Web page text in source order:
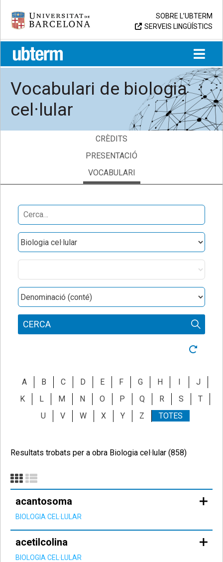
content
Universitat de Barcelona
SOBRE L’UBTERM
SERVEIS LINGÜÍSTICS
UB > UBTERM
Vocabulari de biologia
cel·lular
CRÈDITS
PRESENTACIÓ
VOCABULARI
Search
for:
Obres
Denominació
CERCA
Neteja
A B C D E F G H I
J
K
L M N O P Q R S
T
U
V W X Y Z TOTES
Resultats trobats per a obra Biologia cel·lular (858)
acantosoma
BIOLOGIA CEL·LULAR
acetilcolina
BIOLOGIA CEL·LULAR